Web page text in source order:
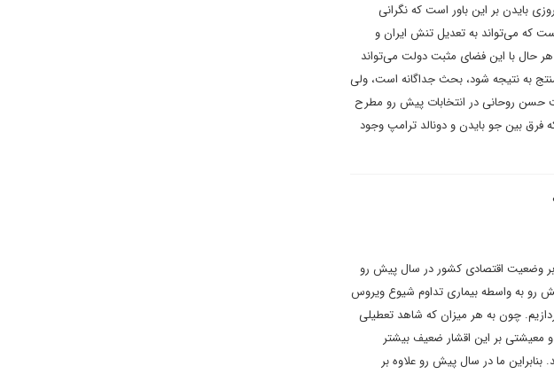
بایدن بر این باور است که نگرانی
که می‌تواند به تعدیل تنش ایران و
انتخابات ریاست جمهوری ۱۴۰۰ منجر شود. به هر حال با این فضای مثبت دولت می‌تواند
به نتیجه شود، بحث جداگانه است، ولی
حسن روحانی در انتخابات پیش رو مطرح
فرق بین جو بایدن و دونالد ترامپ وجود
بر وضعیت اقتصادی کشور در سال پیش رو
رو به واسطه بیماری تداوم شیوع ویروس
چون به هر میزان که شاهد تعطیلی
معیشتی بر این اقشار ضعیف بیشتر
ما در سال پیش رو علاوه بر